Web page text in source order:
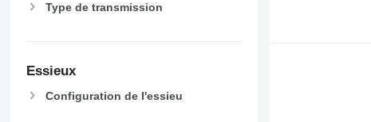
Type de transmission
Essieux
Configuration de l'essieu